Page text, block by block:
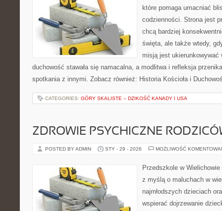
które pomaga umacniać
codzienności. Strona jest
chcą bardziej
święta, ale także wtedy,
misją jest ukierunkowywać
duchowość stawała się namacalna, a modlitwa i refleksja
spotkania z innymi. Zobacz również: Historia Kościoła i
CATEGORIES: GÓRY SKALISTE – DZIKOŚĆ KANADY I USA
ZDROWIE PSYCHICZNE
POSTED BY ADMIN STY - 29 - 2026 MOŻLIWOŚĆ
Przedszkole w
z myślą o maluchach w
najmłodszych dzieciach
wspierać dojrzewanie